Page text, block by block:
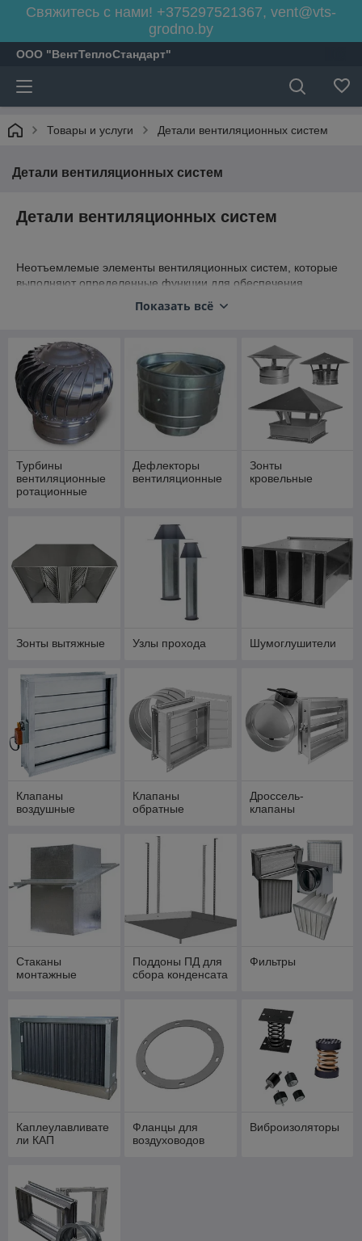
Свяжитесь с нами! +375297521367, vent@vts-
grodno.by
ООО "ВентТеплоСтандарт"
Товары и услуги Детали вентиляционных систем
Детали вентиляционных систем
Детали вентиляционных систем
Неотъемлемые элементы вентиляционных систем, которые
выполняют определенные функции для обеспечения
изделия либо индивидуальное изготовление по чертежам
В нашем ассортименте вы найдете клапаны
различных модификаций и исполнений,
шумоглушители, турбины, зонты, узлы прохода,
фильтры и другие детали, каждая из которых
выполняет свою функцию.
Необходимость применения деталей различных
типов и различного функционального назначения
обуславливается спецификой поставленной задачи и
общим замыслом проектировщика.
Вся представленная продукция сертифицирована и
Прямые поставки с заводов-производителей,
отсутствие посредников, собственное производство —
залог доступной стоимости для клиента, без скрытых
наценок и платежей.
Показать всё
Турбины
вентиляционные
ротационные
Дефлекторы
вентиляционные
Зонты
кровельные
Зонты вытяжные Узлы прохода Шумоглушители
Клапаны
воздушные
Клапаны
обратные
Дроссель-
клапаны
Стаканы
монтажные
Поддоны ПД для
сбора конденсата
Фильтры
Каплеулавливате
ли КАП
Фланцы для
воздуховодов
Виброизоляторы